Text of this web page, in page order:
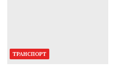
ТРАНСПОРТ